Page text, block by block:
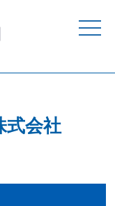
toggle
式会社